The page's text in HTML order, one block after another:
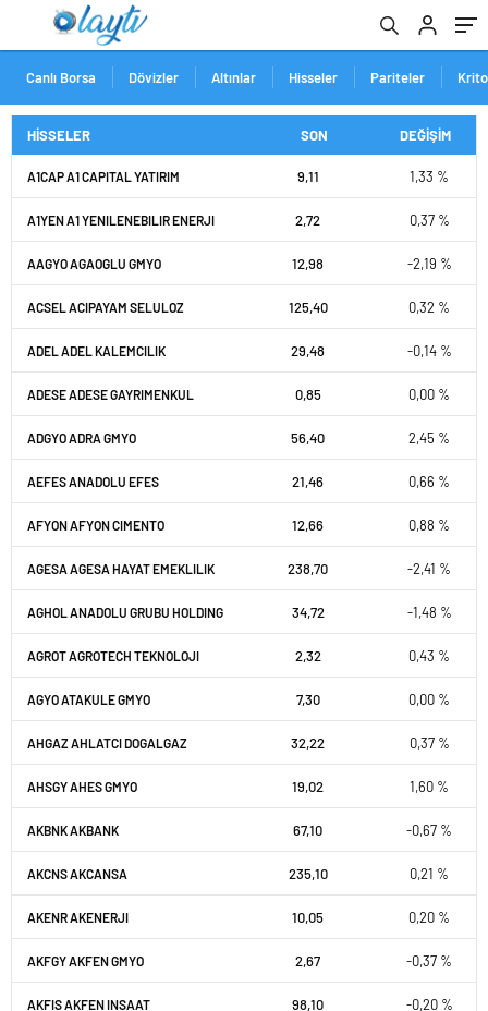
Canlı Borsa Dövizler Altınlar Hisseler Pariteler
HİSSELER SON DEĞİŞİM
A1CAP A1 CAPITAL YATIRIM 9,11 1,33 %
A1YEN A1 YENILENEBILIR ENERJI 2,72 0,37 %
AAGYO AGAOGLU GMYO 12,98 -2,19 %
ACSEL ACIPAYAM SELULOZ 125,40 0,32 %
ADEL ADEL KALEMCILIK 29,48 -0,14 %
ADESE ADESE GAYRIMENKUL 0,85 0,00 %
ADGYO ADRA GMYO 56,40 2,45 %
AEFES ANADOLU EFES 21,46 0,66 %
AFYON AFYON CIMENTO 12,66 0,88 %
AGESA AGESA HAYAT EMEKLILIK 238,70 -2,41 %
AGHOL ANADOLU GRUBU HOLDING 34,72 -1,48 %
AGROT AGROTECH TEKNOLOJI 2,32 0,43 %
AGYO ATAKULE GMYO 7,30 0,00 %
AHGAZ AHLATCI DOGALGAZ 32,22 0,37 %
AHSGY AHES GMYO 19,02 1,60 %
AKBNK AKBANK 67,10 -0,67 %
AKCNS AKCANSA 235,10 0,21 %
AKENR AKENERJI 10,05 0,20 %
AKFGY AKFEN GMYO 2,67 -0,37 %
AKFIS AKFEN INSAAT 98,10 -0,20 %